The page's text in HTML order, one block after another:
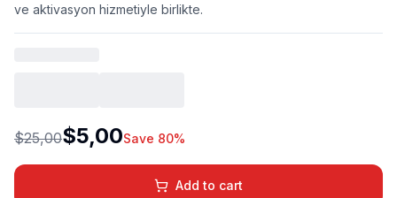
ve aktivasyon hizmetiyle birlikte.
$25,00$5,00Save 80%
Add to cart